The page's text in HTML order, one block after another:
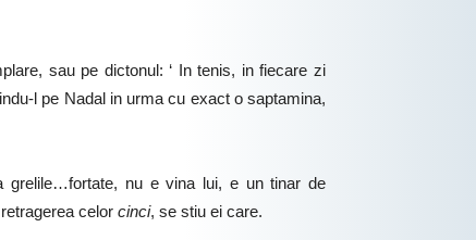
sau pe dictonul: ‘ In tenis, in fiecare zi
l pe Nadal in urma cu exact o saptamina,
grelile…fortate, nu e vina lui, e un tinar de
celor cinci, se stiu ei care.